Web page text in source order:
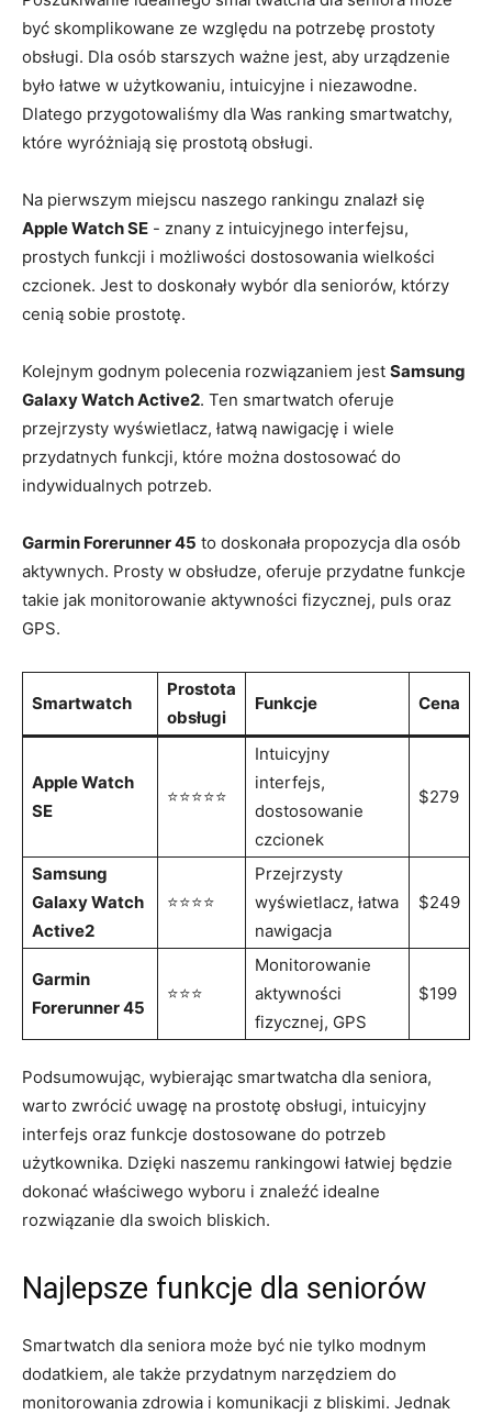
być skomplikowane ze względu na potrzebę prostoty
obsługi. ‍Dla osób starszych ważne jest, aby urządzenie
było łatwe⁤ w użytkowaniu, intuicyjne i niezawodne.
Dlatego przygotowaliśmy dla Was ranking smartwatchy,
które ​wyróżniają się ‍prostotą obsługi.
Na pierwszym miejscu naszego rankingu znalazł się
Apple Watch SE ‍- znany z intuicyjnego interfejsu,
prostych funkcji i możliwości dostosowania wielkości
czcionek. Jest to doskonały wybór dla seniorów, którzy
cenią sobie prostotę.
Kolejnym godnym polecenia rozwiązaniem jest Samsung
Galaxy Watch ‍Active2. Ten ⁢smartwatch oferuje
przejrzysty wyświetlacz, łatwą nawigację i wiele
‍przydatnych funkcji,⁢ które można dostosować do
indywidualnych potrzeb.
Garmin Forerunner 45 to doskonała propozycja dla⁢ osób
aktywnych.‌ Prosty w obsłudze, oferuje przydatne funkcje
‍takie jak monitorowanie aktywności fizycznej,⁤ puls oraz
GPS.
Smartwatch
Prostota⁤
obsługi
Funkcje Cena
Apple Watch
SE
⭐⭐⭐⭐⭐
Intuicyjny
interfejs,
dostosowanie
czcionek
$279
Samsung
Galaxy Watch
Active2
⭐⭐⭐⭐
Przejrzysty
wyświetlacz, łatwa
nawigacja
$249
Garmin
Forerunner 45
⭐⭐⭐
Monitorowanie
aktywności
fizycznej, GPS
$199
Podsumowując, wybierając ⁣smartwatcha dla seniora,
warto zwrócić uwagę na prostotę obsługi, intuicyjny
interfejs⁤ oraz funkcje dostosowane do potrzeb⁢
użytkownika.⁣ Dzięki naszemu rankingowi ‍łatwiej będzie
dokonać właściwego wyboru ⁣i znaleźć idealne
rozwiązanie ‍dla swoich bliskich.
Najlepsze funkcje ​dla seniorów
Smartwatch dla seniora ‌może być nie tylko modnym
dodatkiem, ale także przydatnym narzędziem do
monitorowania zdrowia i komunikacji z ⁣bliskimi. ​Jednak